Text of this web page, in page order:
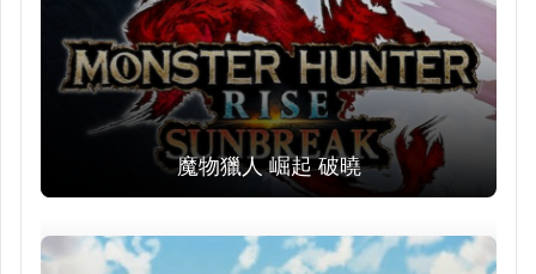
魔物獵人 崛起 破曉